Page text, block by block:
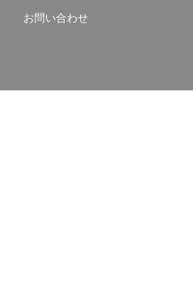
お問い合わせ